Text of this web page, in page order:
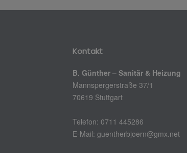
Kontakt
B. Günther – Sanitär & Heizung
Mannspergerstraße 37/1
70619 Stuttgart
Telefon: 0711 445286
E-Mail: guentherbjoern@gmx.net